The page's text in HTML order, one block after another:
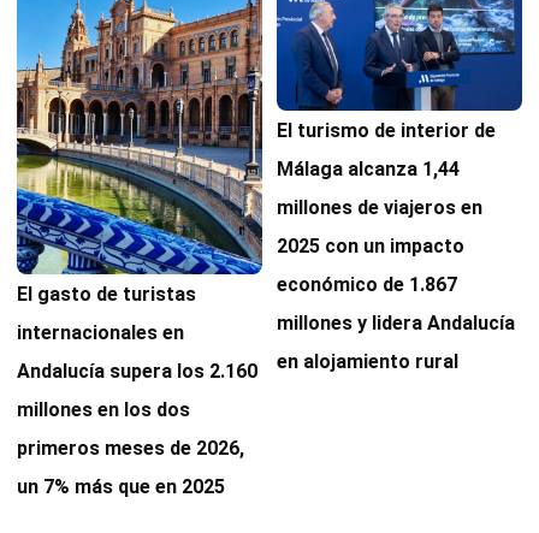
El gasto de turistas
internacionales en
Andalucía supera los 2.160
millones en los dos
primeros meses de 2026,
un 7% más que en 2025
El turismo de interior de
Málaga alcanza 1,44
millones de viajeros en
2025 con un impacto
económico de 1.867
millones y lidera Andalucía
en alojamiento rural